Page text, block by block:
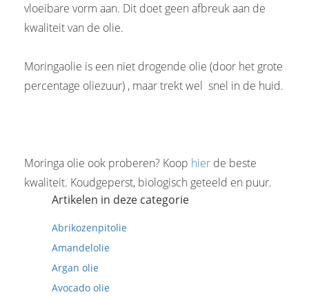
vloeibare vorm aan. Dit doet geen afbreuk aan de
kwaliteit van de olie.
Moringaolie is een niet drogende olie (door het grote
percentage oliezuur) , maar trekt wel snel in de huid.
Moringa olie ook proberen? Koop hier de beste
kwaliteit. Koudgeperst, biologisch geteeld en puur.
Artikelen in deze categorie
Abrikozenpitolie
Amandelolie
Argan olie
Avocado olie